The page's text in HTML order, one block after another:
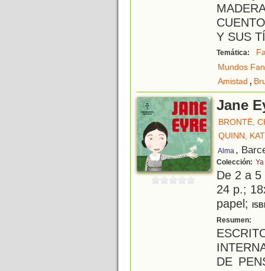
Y SUS
Temática:
Mundos
Amistad ,
Jane
BRONTË,
QUINN,
Alma ,
Colección:
De 2 a
24 p.;
papel;
Resumen:
DE